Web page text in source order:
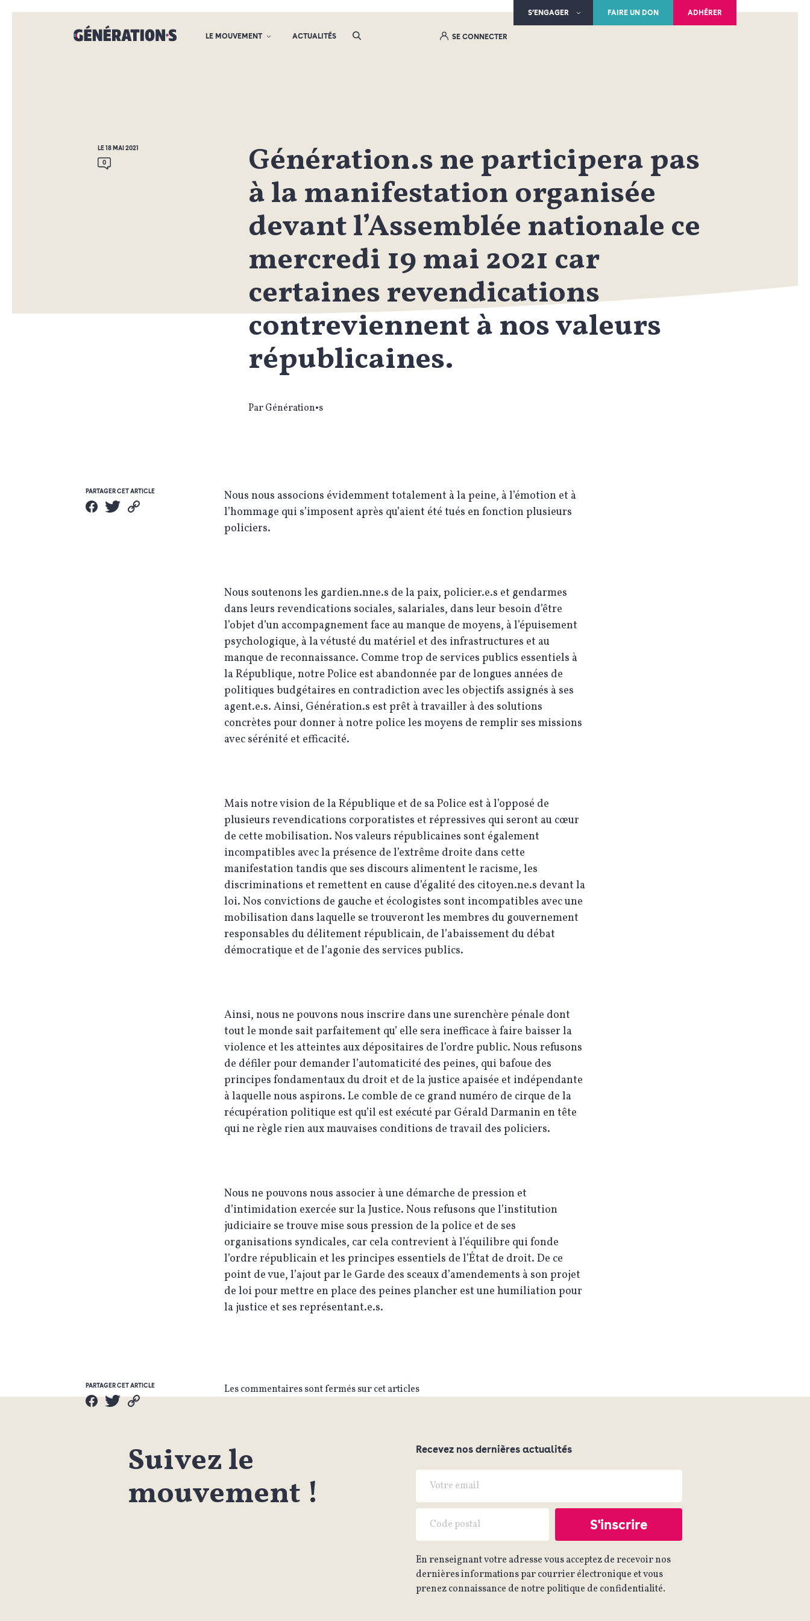
S’ENGAGER FAIRE UN DON ADHÉRER
LE MOUVEMENT ACTUALITÉS SE CONNECTER
LE 18 MAI 2021
0
Génération.s ne participera pas
à la manifestation organisée
devant l’Assemblée nationale ce
mercredi 19 mai 2021 car
certaines revendications
contreviennent à nos valeurs
républicaines.
Par Génération•s
PARTAGER CET ARTICLE
Nous nous associons évidemment totalement à la peine, à l’émotion et à
l’hommage qui s’imposent après qu’aient été tués en fonction plusieurs
policiers.
Nous soutenons les gardien.nne.s de la paix, policier.e.s et gendarmes
dans leurs revendications sociales, salariales, dans leur besoin d’être
l’objet d’un accompagnement face au manque de moyens, à l’épuisement
psychologique, à la vétusté du matériel et des infrastructures et au
manque de reconnaissance. Comme trop de services publics essentiels à
la République, notre Police est abandonnée par de longues années de
politiques budgétaires en contradiction avec les objectifs assignés à ses
agent.e.s. Ainsi, Génération.s est prêt à travailler à des solutions
concrètes pour donner à notre police les moyens de remplir ses missions
avec sérénité et efficacité.
Mais notre vision de la République et de sa Police est à l’opposé de
plusieurs revendications corporatistes et répressives qui seront au cœur
de cette mobilisation. Nos valeurs républicaines sont également
incompatibles avec la présence de l’extrême droite dans cette
manifestation tandis que ses discours alimentent le racisme, les
discriminations et remettent en cause d’égalité des citoyen.ne.s devant la
loi. Nos convictions de gauche et écologistes sont incompatibles avec une
mobilisation dans laquelle se trouveront les membres du gouvernement
responsables du délitement républicain, de l’abaissement du débat
démocratique et de l’agonie des services publics.
Ainsi, nous ne pouvons nous inscrire dans une surenchère pénale dont
tout le monde sait parfaitement qu’ elle sera inefficace à faire baisser la
violence et les atteintes aux dépositaires de l’ordre public. Nous refusons
de défiler pour demander l’automaticité des peines, qui bafoue des
principes fondamentaux du droit et de la justice apaisée et indépendante
à laquelle nous aspirons. Le comble de ce grand numéro de cirque de la
récupération politique est qu’il est exécuté par Gérald Darmanin en tête
qui ne règle rien aux mauvaises conditions de travail des policiers.
Nous ne pouvons nous associer à une démarche de pression et
d’intimidation exercée sur la Justice. Nous refusons que l’institution
judiciaire se trouve mise sous pression de la police et de ses
organisations syndicales, car cela contrevient à l’équilibre qui fonde
l’ordre républicain et les principes essentiels de l’État de droit. De ce
point de vue, l’ajout par le Garde des sceaux d’amendements à son projet
de loi pour mettre en place des peines plancher est une humiliation pour
la justice et ses représentant.e.s.
PARTAGER CET ARTICLE Les commentaires sont fermés sur cet articles
Suivez le
mouvement !
Recevez nos dernières actualités
En renseignant votre adresse vous acceptez de recevoir nos
dernières informations par courrier électronique et vous
prenez connaissance de notre politique de confidentialité.